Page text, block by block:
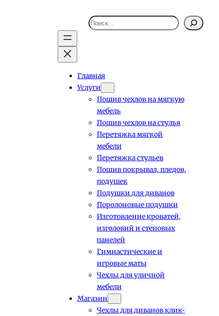
Поиск
Главная
Услуги
Пошив чехлов на мягкую
мебель
Пошив чехлов на стулья
Перетяжка мягкой
мебели
Перетяжка стульев
Пошив покрывал, пледов,
подушек
Подушки для диванов
Поролоновые подушки
Изготовление кроватей,
изголовий и стеновых
панелей
Гимнастические и
игровые маты
Чехлы для уличной
мебели
Магазин
Чехлы для диванов клик-